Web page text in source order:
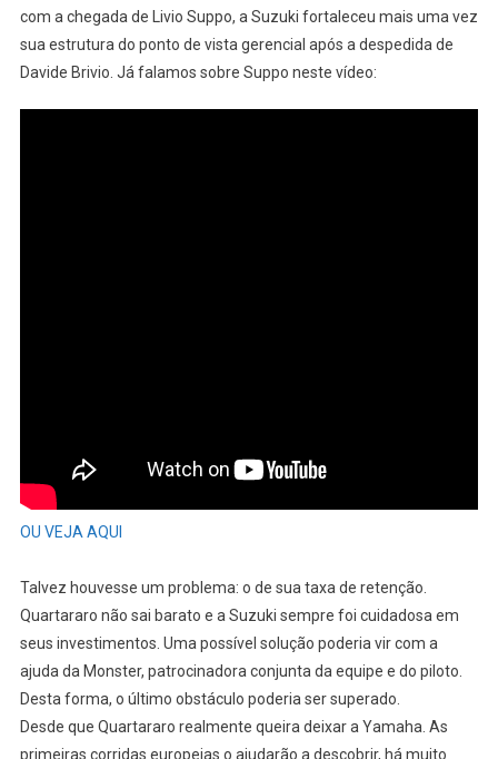
com a chegada de Livio Suppo, a Suzuki fortaleceu mais uma vez
sua estrutura do ponto de vista gerencial após a despedida de
Davide Brivio. Já falamos sobre Suppo neste vídeo:
OU VEJA AQUI
Talvez houvesse um problema: o de sua taxa de retenção.
Quartararo não sai barato e a Suzuki sempre foi cuidadosa em
seus investimentos. Uma possível solução poderia vir com a
ajuda da Monster, patrocinadora conjunta da equipe e do piloto.
Desta forma, o último obstáculo poderia ser superado.
Desde que Quartararo realmente queira deixar a Yamaha. As
primeiras corridas europeias o ajudarão a descobrir, há muito